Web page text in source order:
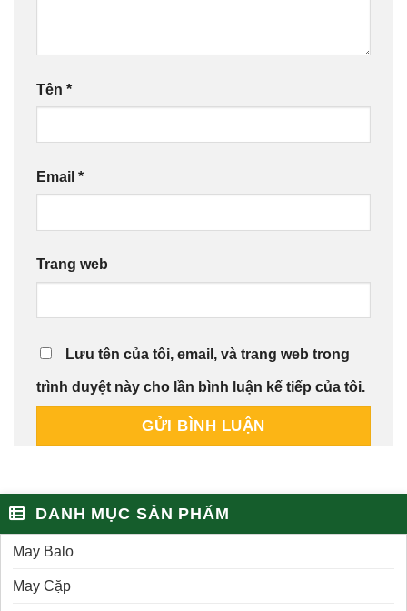
DANH MỤC SẢN PHẨM
May Balo
May Cặp
Tên *
Email *
Trang web
Lưu tên của tôi, email, và trang web trong
trình duyệt này cho lần bình luận kế tiếp của tôi.